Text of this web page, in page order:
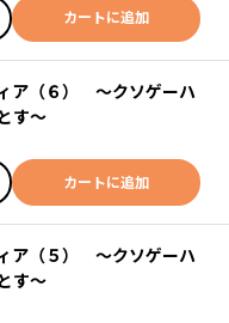
カートに追加
ア（６） ～クソゲーハ
す～
カートに追加
ア（５） ～クソゲーハ
す～